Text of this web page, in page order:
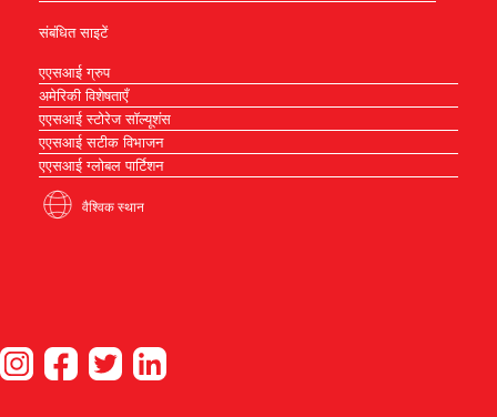
संबंधित साइटें
एएसआई ग्रुप
अमेरिकी विशेषताएँ
एएसआई स्टोरेज सॉल्यूशंस
एएसआई सटीक विभाजन
एएसआई ग्लोबल पार्टिशन
वैश्विक स्थान